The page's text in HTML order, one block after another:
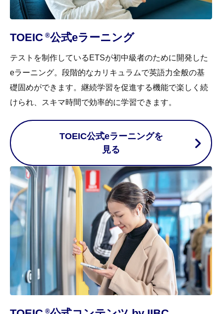
TOEIC ®公式eラーニング
テストを制作しているETSが初中級者のために開発した
eラーニング。段階的なカリキュラムで英語力全般の基
礎固めができます。継続学習を促進する機能で楽しく続
けられ、スキマ時間で効率的に学習できます。
TOEIC公式eラーニングを
見る
®